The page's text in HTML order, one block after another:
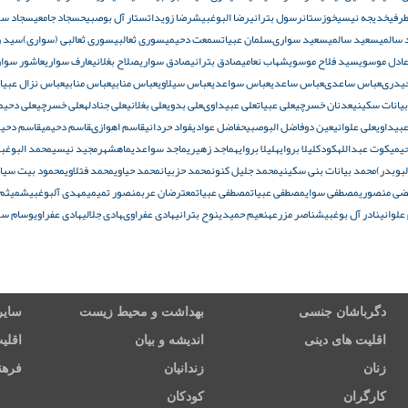
خدیجه نیسیخوزستانرسول بترانیرضا البوغبیشرضا زویداتستار آل بوصبیحسجاد جامعیسجاد
سعید سالمیسعید سوارىسلمان عبیاتسمعت دحیمیسوری ثعالبیسوری ثعالبی (سواری)سید
موسویسید فلاح موسویشهاب نعامیصادق بترانیصادق سواریصلاح بغلانیعارف سواریعاشور
عباس ساعدىعباس ساعدیعباس سواعدیعباس سیلاویعباس منابىعباس منابیعباس نزال
سکینیعدنان خسرچیعلى عبیاتعلى عبیداوىعلی بدویعلی بغلانیعلی جنادلهعلی خسرچیعلی
علی علوانیعین دوفاضل البوصبیحفاضل عوادیفواد حردانیقاسم اهوازىقاسم دحيمیقاسم
کوت عبداللهکودکليلا بروايهلیلا بروایهماجد زهیریماجد سواعدیماهشهرمجید نیسیمحمد
محمد بیانات بنی سکینیمحمد جلیل کنونمحمد حزبیانمحمد حیاویمحمد فتلاویمحمود بیت
منصوریمصطفى سوایمصطفى عبياتمصطفی عبیاتمعترضان عربمنصور تمیمیمهدی آلبوغبیش
نادر آل بوغبیشناصر مزرعهنعیم حمیدینوح بترانیهادى عفراوىهادی جلالیهادی عفراویوسام
دگرباشان جنسی بهداشت و محیط زیست
اقلیت های دینی اندیشه و بیان
زنان زندانیان
کارگران کودکان